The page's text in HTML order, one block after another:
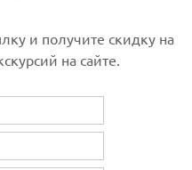
и получите скидку на
на сайте.